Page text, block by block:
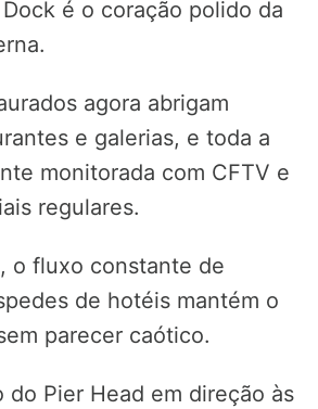
é o coração polido da
agora abrigam
e galerias, e toda a
monitorada com CFTV e
regulares.
o fluxo constante de
de hotéis mantém o
parecer caótico.
do Pier Head em direção às